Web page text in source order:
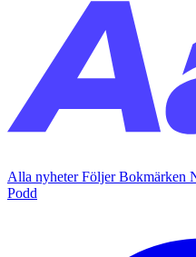
Alla nyheterFöljerBokmärken
Podd